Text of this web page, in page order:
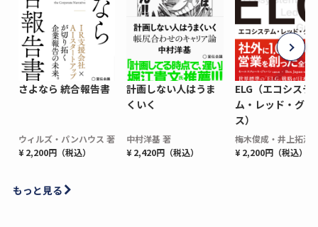
さよなら 統合報告書
ウィルズ・パンハウス 著
¥ 2,200円（税込）
計画しない人はうま
くいく
中村洋基 著
¥ 2,420円（税込）
ELG（エコシステ
ム・レッド・グロ
ス）
梅木俊成・井上拓海
¥ 2,200円（税込）
もっと見る